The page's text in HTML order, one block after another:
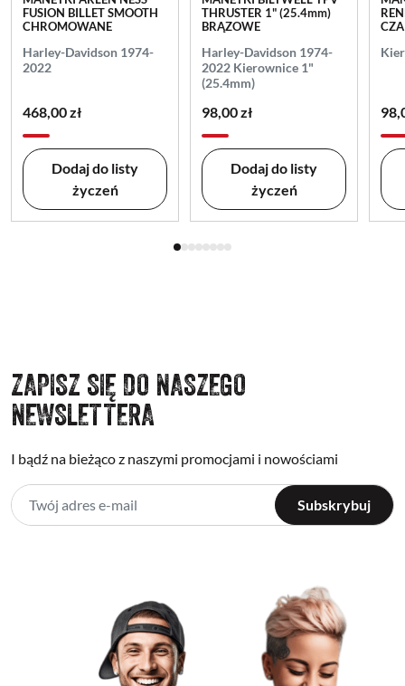
FUSION BILLET SMOOTH
CHROMOWANE
Harley-Davidson 1974-
2022
468,00 zł
Dodaj do listy
życzeń
THRUSTER 1" (25.4mm)
BRĄZOWE
Harley-Davidson 1974-
2022 Kierownice 1"
(25.4mm)
98,00 zł
Dodaj do listy
życzeń
ZAPISZ SIĘ DO NASZEGO
NEWSLETTERA
I bądź na bieżąco z naszymi promocjami i nowościami